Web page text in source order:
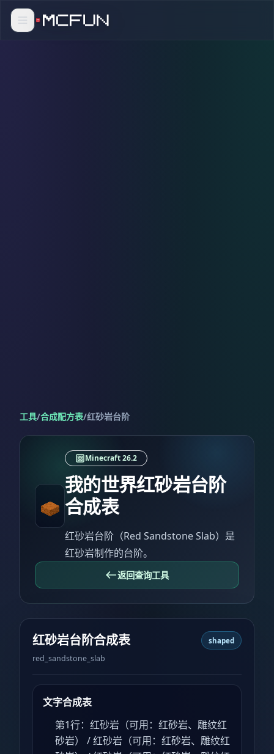
工具/合成配方表/红砂岩台阶
Minecraft 26.2
我的世界红砂岩台阶
合成表
红砂岩台阶（Red Sandstone Slab）是
红砂岩制作的台阶。
返回查询工具
红砂岩台阶合成表
red_sandstone_slab
shaped
文字合成表
第1行：红砂岩（可用：红砂岩、雕纹红
砂岩） / 红砂岩（可用：红砂岩、雕纹红